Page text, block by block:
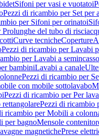
Sifoni per vasi e vuotatoi
Pezzi di ricambio per Set per
per Sifoni per orinatoi
del tubo di
Curve tecnicheCoperture
Pezzi di ricambio per Lavabi
per Lavabi a semincasso
bambiniLavabi a canale
Pezzi di ricambio per
con mobile sottolavabo
Pezzi di ricambio per Per
Pezzi di ricambio
ricambio per Mobili a
per bagnoMensole
magnetichePrese